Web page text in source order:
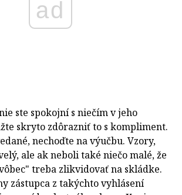
ad
ste spokojní s niečím v jeho
skryto zdôrazniť to s kompliment.
nechoďte na výučbu. Vzory,
ale ak neboli také niečo malé, že
treba zlikvidovať na skládke.
zástupca z takýchto vyhlásení